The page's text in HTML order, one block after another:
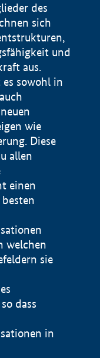
des
sich
und
aus.
sowohl in
wie
Diese
allen
einen
welchen
sie
dass
in